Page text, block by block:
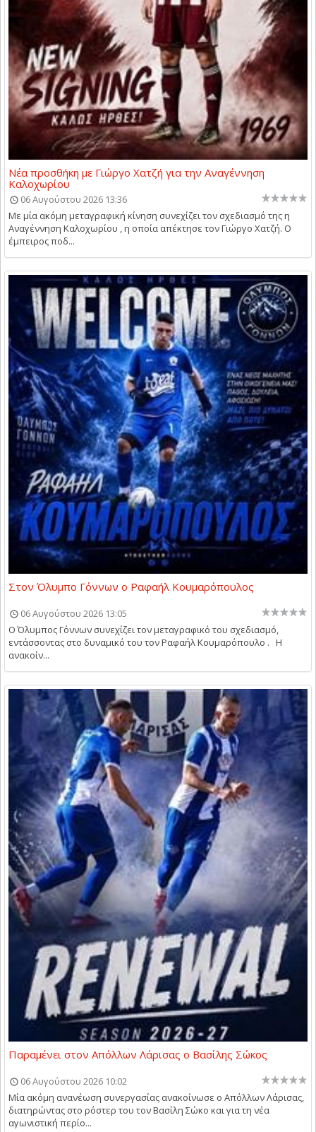
Νέα προσθήκη με Γιώργο Χατζή για την Αναγέννηση
Καλοχωρίου
06 Αυγούστου 2026 13:36
Με μία ακόμη μεταγραφική κίνηση συνεχίζει τον σχεδιασμό της η
Αναγέννηση Καλοχωρίου , η οποία απέκτησε τον Γιώργο Χατζή. Ο
έμπειρος ποδ...
Στον Όλυμπο Γόννων ο Ραφαήλ Κουμαρόπουλος
06 Αυγούστου 2026 13:05
Ο Όλυμπος Γόννων συνεχίζει τον μεταγραφικό του σχεδιασμό,
εντάσσοντας στο δυναμικό του τον Ραφαήλ Κουμαρόπουλο . Η
ανακοίν...
Παραμένει στον Απόλλων Λάρισας ο Βασίλης Σώκος
06 Αυγούστου 2026 10:02
Μία ακόμη ανανέωση συνεργασίας ανακοίνωσε ο Απόλλων Λάρισας,
διατηρώντας στο ρόστερ του τον Βασίλη Σώκο και για τη νέα
αγωνιστική περίο...